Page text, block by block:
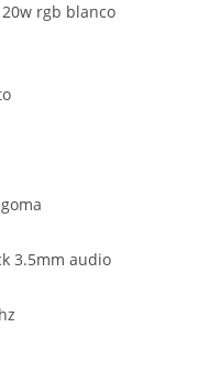
rgb blanco
3.5mm audio